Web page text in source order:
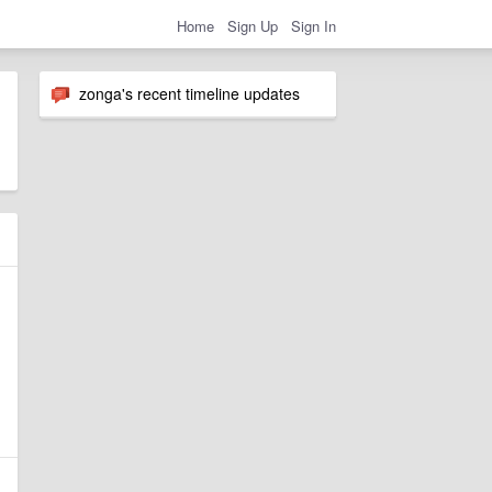
Home Sign Up Sign In
zonga's recent timeline updates